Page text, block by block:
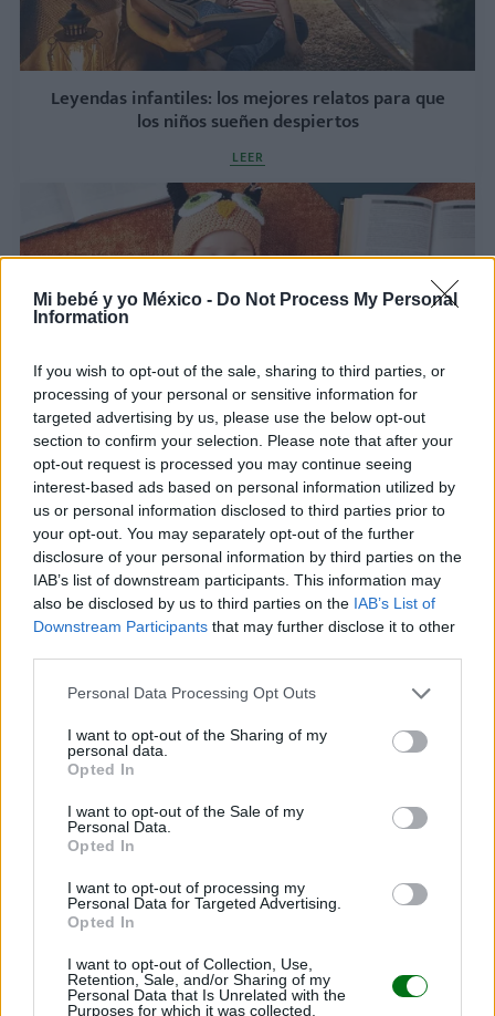
Mi bebé y yo México - Do Not Process My Personal
Information
If you wish to opt-out of the sale, sharing to third parties, or
processing of your personal or sensitive information for
targeted advertising by us, please use the below opt-out
section to confirm your selection. Please note that after your
opt-out request is processed you may continue seeing
interest-based ads based on personal information utilized by
us or personal information disclosed to third parties prior to
your opt-out. You may separately opt-out of the further
disclosure of your personal information by third parties on the
IAB’s list of downstream participants. This information may
also be disclosed by us to third parties on the IAB’s List of
Downstream Participants that may further disclose it to other
Personal Data Processing Opt Outs
I want to opt-out of the Sharing of my
personal data.
Opted In
I want to opt-out of the Sale of my
Personal Data.
Opted In
I want to opt-out of processing my
Personal Data for Targeted Advertising.
Opted In
I want to opt-out of Collection, Use,
Retention, Sale, and/or Sharing of my
Personal Data that Is Unrelated with the
Purposes for which it was collected.
Leyendas infantiles: los mejores relatos para que
los niños sueñen despiertos
LEER
Los mejores libros para bebés: ¡potencia su
creatividad!
LEER
Lucía, mi pediatra: "Los libros son una
herramienta maravillosa para educar a los niños"